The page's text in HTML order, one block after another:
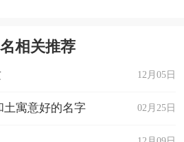
相关推荐
12月05日
02月25日
土寓意好的名字